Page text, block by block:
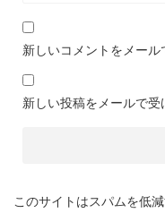
新しいコメントをメール
新しい投稿をメールで受
このサイトはスパムを低